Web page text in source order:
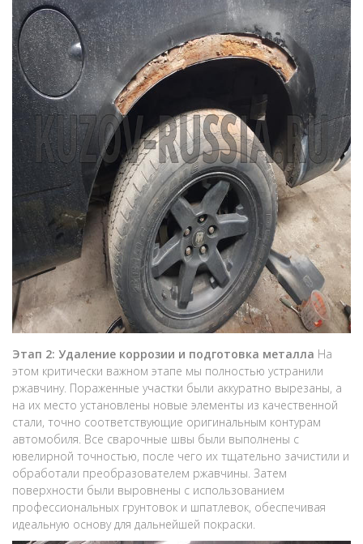
Этап 2: Удаление коррозии и подготовка металла На
этом критически важном этапе мы полностью устранили
ржавчину. Пораженные участки были аккуратно вырезаны, а
на их место установлены новые элементы из качественной
стали, точно соответствующие оригинальным контурам
автомобиля. Все сварочные швы были выполнены с
ювелирной точностью, после чего их тщательно зачистили и
обработали преобразователем ржавчины. Затем
поверхности были выровнены с использованием
профессиональных грунтовок и шпатлевок, обеспечивая
идеальную основу для дальнейшей покраски.